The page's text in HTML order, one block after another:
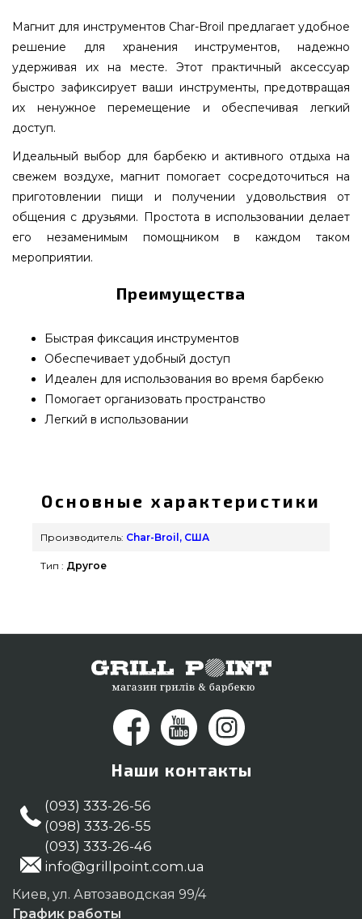
Магнит для инструментов Char-Broil предлагает удобное
решение для хранения инструментов, надежно
удерживая их на месте. Этот практичный аксессуар
быстро зафиксирует ваши инструменты, предотвращая
их ненужное перемещение и обеспечивая легкий
доступ.
Идеальный выбор для барбекю и активного отдыха на
свежем воздухе, магнит помогает сосредоточиться на
приготовлении пищи и получении удовольствия от
общения с друзьями. Простота в использовании делает
его незаменимым помощником в каждом таком
мероприятии.
Преимущества
Быстрая фиксация инструментов
Обеспечивает удобный доступ
Идеален для использования во время барбекю
Помогает организовать пространство
Легкий в использовании
доступной цене всего 1 550 грн. в онлайн
каталоге грилей и мангалов Гриль Поинт.
Смотрите и покупайте также Другие аксессуары
Гриль Поинт. Наберите прямо сейчас нашим
Львов, Хмельницкий
Основные характеристики
Производитель: Char-Broil, США
Тип : Другое
Наши контакты
(093) 333-26-56
(098) 333-26-55
(093) 333-26-46
info@grillpoint.com.ua
Киев, ул. Автозаводская 99/4
График работы